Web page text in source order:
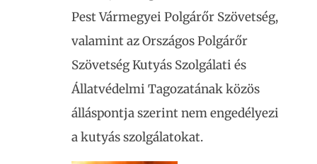
Pest Vármegyei Polgárőr Szövetség,
valamint az Országos Polgárőr
Szövetség Kutyás Szolgálati és
Állatvédelmi Tagozatának közös
álláspontja szerint nem engedélyezi
a kutyás szolgálatokat.